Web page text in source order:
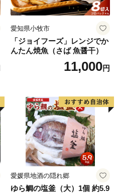
愛知県小牧市
「ジョイフーズ」レンジでか
んたん焼魚（さば 魚醤干）
11,000円
愛媛県地酒の隠れ郷
ゆら鯛の塩釜（大）1個 約5.9